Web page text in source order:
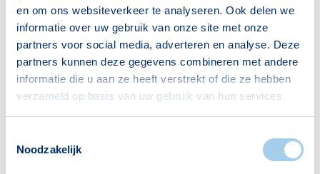
en om ons websiteverkeer te analyseren. Ook delen we
informatie over uw gebruik van onze site met onze
partners voor social media, adverteren en analyse. Deze
partners kunnen deze gegevens combineren met andere
informatie die u aan ze heeft verstrekt of die ze hebben
verzameld op basis van uw gebruik van hun services.
Noodzakelijk